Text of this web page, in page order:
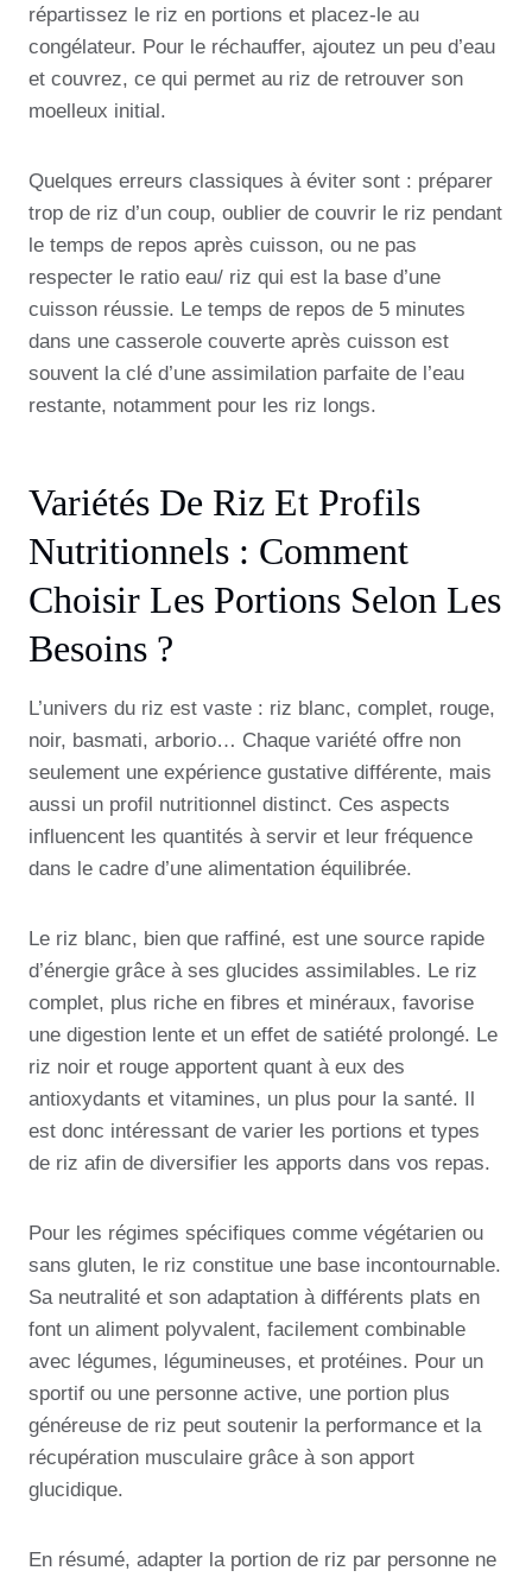
répartissez le riz en portions et placez-le au
congélateur. Pour le réchauffer, ajoutez un peu d’eau
et couvrez, ce qui permet au riz de retrouver son
moelleux initial.
Quelques erreurs classiques à éviter sont : préparer
trop de riz d’un coup, oublier de couvrir le riz pendant
le temps de repos après cuisson, ou ne pas
respecter le ratio eau/ riz qui est la base d’une
cuisson réussie. Le temps de repos de 5 minutes
dans une casserole couverte après cuisson est
souvent la clé d’une assimilation parfaite de l’eau
restante, notamment pour les riz longs.
Variétés De Riz Et Profils
Nutritionnels : Comment
Choisir Les Portions Selon Les
Besoins ?
L’univers du riz est vaste : riz blanc, complet, rouge,
noir, basmati, arborio… Chaque variété offre non
seulement une expérience gustative différente, mais
aussi un profil nutritionnel distinct. Ces aspects
influencent les quantités à servir et leur fréquence
dans le cadre d’une alimentation équilibrée.
Le riz blanc, bien que raffiné, est une source rapide
d’énergie grâce à ses glucides assimilables. Le riz
complet, plus riche en fibres et minéraux, favorise
une digestion lente et un effet de satiété prolongé. Le
riz noir et rouge apportent quant à eux des
antioxydants et vitamines, un plus pour la santé. Il
est donc intéressant de varier les portions et types
de riz afin de diversifier les apports dans vos repas.
Pour les régimes spécifiques comme végétarien ou
sans gluten, le riz constitue une base incontournable.
Sa neutralité et son adaptation à différents plats en
font un aliment polyvalent, facilement combinable
avec légumes, légumineuses, et protéines. Pour un
sportif ou une personne active, une portion plus
généreuse de riz peut soutenir la performance et la
récupération musculaire grâce à son apport
glucidique.
En résumé, adapter la portion de riz par personne ne